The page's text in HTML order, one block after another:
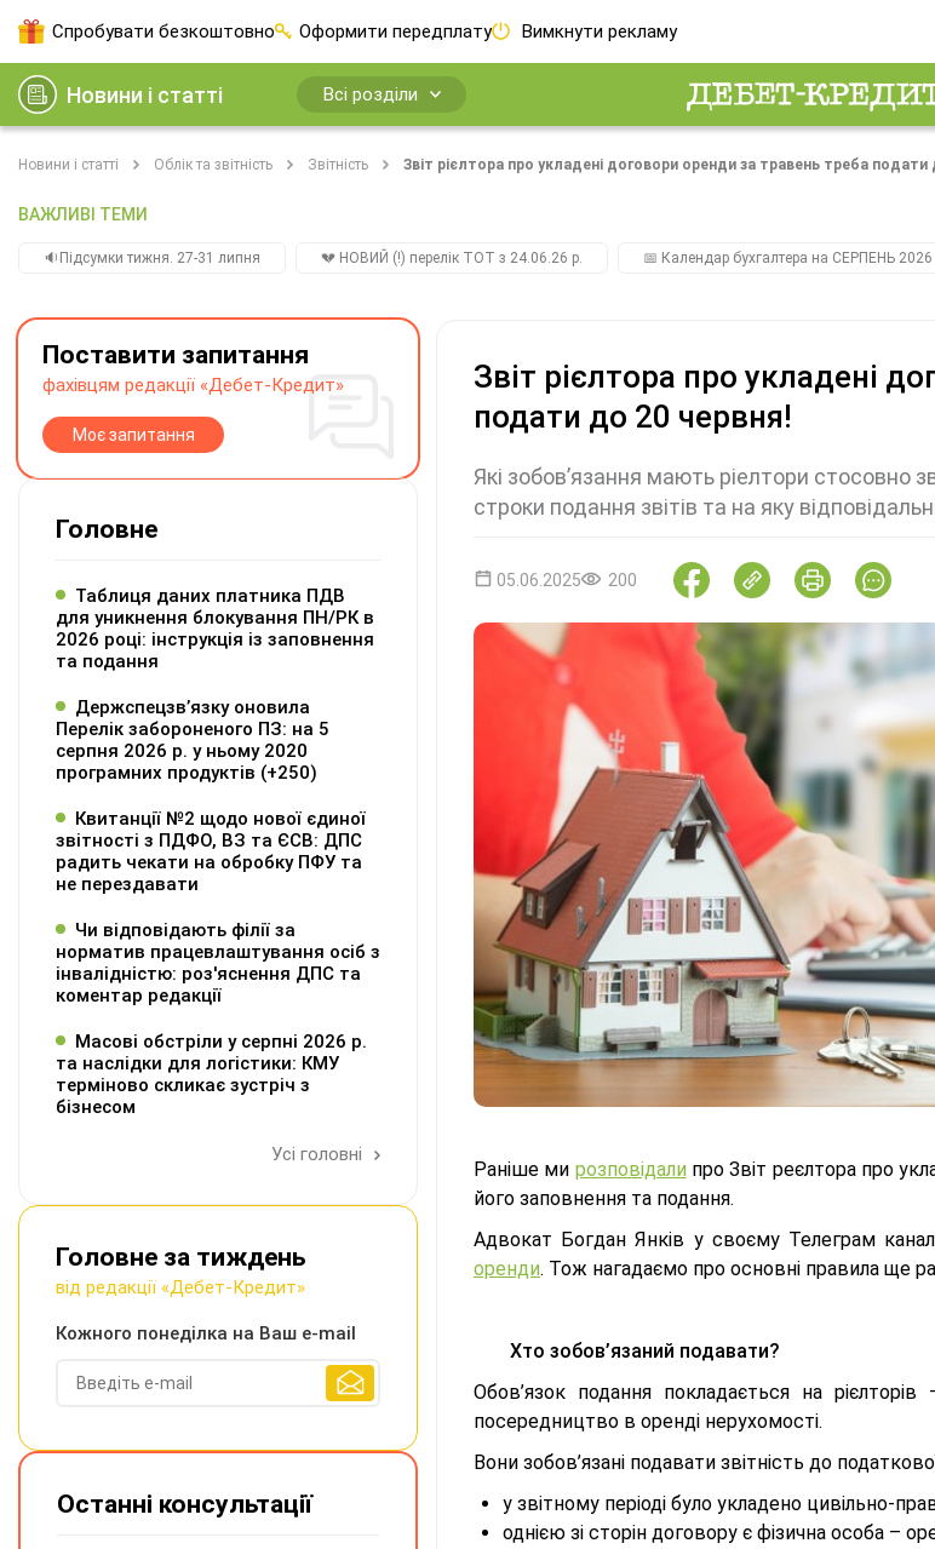
Спробувати безкоштовно Оформити передплату Вимкнути рекламу
Новини і статті Всі розділи
Новини і статті Облік та звітність Звітність Звіт рієлтора про укладені договори оренди за травень треба подати
ВАЖЛИВІ ТЕМИ
🔉Підсумки тижня. 27-31 липня 💔 НОВИЙ (!) перелік ТОТ з 24.06.26 р. 📅 Календар бухгалтера на СЕРПЕНЬ 2026
Звіт рієлтора про укладені
подати до 20 червня!
Які зобов’язання мають ріелтори стосовно
строки подання звітів та на яку
05.06.2025 200
Раніше ми розповідалипро Звіт реєлтора про
його заповнення та подання.
Адвокат Богдан Янків у своєму Телеграм
оренди. Тож нагадаємо про основні правила ще
Хто зобов’язаний подавати?
Обов’язок подання покладається на
посередництво в оренді нерухомості.
Вони зобов’язані подавати звітність до
у звітному періоді було укладено цивільно-
однією зі сторін договору є фізична особа –
Поставити запитання
фахівцям редакції «Дебет-Кредит»
Моє запитання
Головне
Таблиця даних платника ПДВ
для уникнення блокування ПН/РК в
2026 році: інструкція із заповнення
та подання
Держспецзв’язку оновила
Перелік забороненого ПЗ: на 5
серпня 2026 р. у ньому 2020
програмних продуктів (+250)
Квитанції №2 щодо нової єдиної
звітності з ПДФО, ВЗ та ЄСВ: ДПС
радить чекати на обробку ПФУ та
не перездавати
Чи відповідають філії за
норматив працевлаштування осіб з
інвалідністю: роз'яснення ДПС та
коментар редакції
Масові обстріли у серпні 2026 р.
та наслідки для логістики: КМУ
терміново скликає зустріч з
бізнесом
Усі головні
Головне за тиждень
від редакції «Дебет-Кредит»
Кожного понеділка на Ваш e-mail
Останні консультації